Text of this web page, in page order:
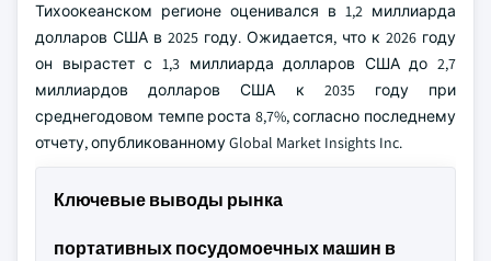
Тихоокеанском регионе оценивался в 1,2 миллиарда
долларов США в 2025 году. Ожидается, что к 2026 году
он вырастет с 1,3 миллиарда долларов США до 2,7
миллиардов долларов США к 2035 году при
среднегодовом темпе роста 8,7%, согласно последнему
отчету, опубликованному Global Market Insights Inc.
Ключевые выводы рынка
портативных посудомоечных машин в